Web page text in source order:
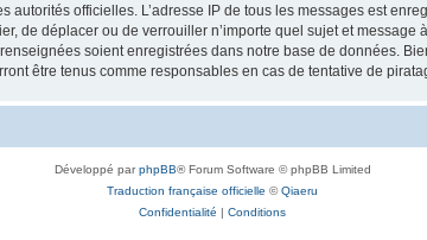
autorités officielles. L’adresse IP de tous les messages est
de déplacer ou de verrouiller n’importe quel sujet et
soient enregistrées dans notre base de données.
être tenus comme responsables en cas de tentative de
Développé parphpBB® Forum Software © phpBB Limited
Traduction française officielle ©Qiaeru
Confidentialité | Conditions